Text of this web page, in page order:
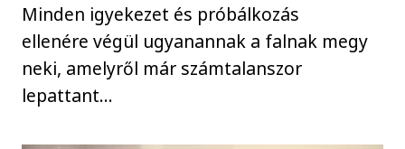
Minden igyekezet és próbálkozás
ellenére végül ugyanannak a falnak megy
neki, amelyről már számtalanszor
lepattant...